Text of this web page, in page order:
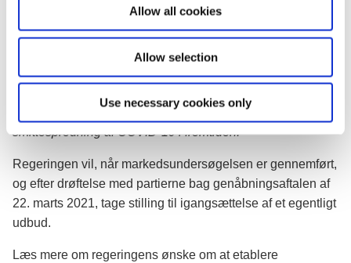
Allow all cookies
Allow selection
Use necessary cookies only
”Vacciner er et helt afgørende våben til at kontrollere
epidemier. COVID-19-epidemien har lært os, at vi er nødt
til at stå stærkere på dette område, og derfor er det vigtigt,
vi undersøger muligheden for en dansk vaccineproduktion.
genvaccinere befolkningen, så vi kan forhindre
smittespredning af COVID-19 i fremtiden.”
Regeringen vil, når markedsundersøgelsen er gennemført,
og efter drøftelse med partierne bag genåbningsaftalen af
22. marts 2021, tage stilling til igangsættelse af et egentligt
udbud.
Læs mere om regeringens ønske om at etablere